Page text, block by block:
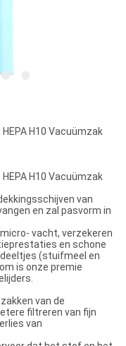
H10 Vacuümzak
H10 Vacuümzak
van
en zal pasvorm in
vacht, verzekeren
en schone
(stuifmeel en
is onze premie
van de
filtreren van fijn
van